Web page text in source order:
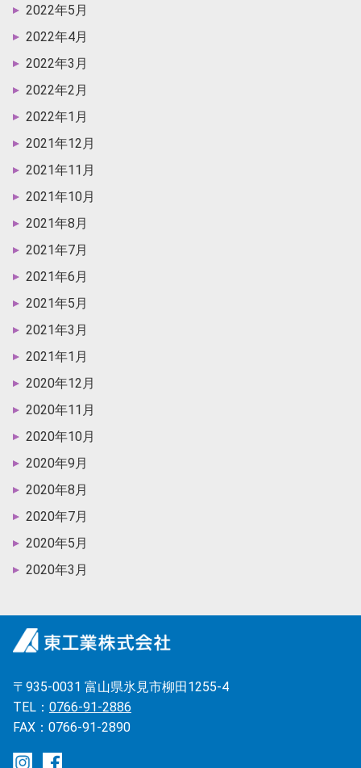
2022年5月
2022年4月
2022年3月
2022年2月
2022年1月
2021年12月
2021年11月
2021年10月
2021年8月
2021年7月
2021年6月
2021年5月
2021年3月
2021年1月
2020年12月
2020年11月
2020年10月
2020年9月
2020年8月
2020年7月
2020年5月
2020年3月
〒935-0031 富山県氷見市柳田1255-4
TEL： 0766-91-2886
FAX：0766-91-2890